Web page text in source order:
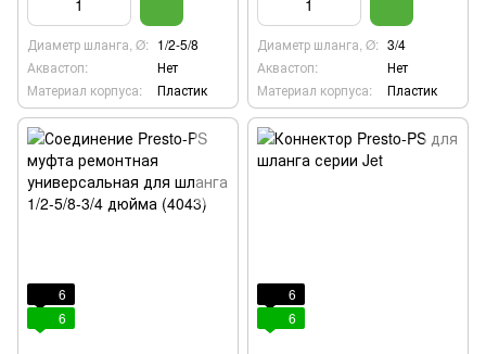
Диаметр шланга, Ø: 1/2-5/8
Аквастоп:
Нет
Материал корпуса:
Пластик
Диаметр шланга, Ø: 3/4
Аквастоп:
Нет
Материал корпуса:
Пластик
6
6
6
6